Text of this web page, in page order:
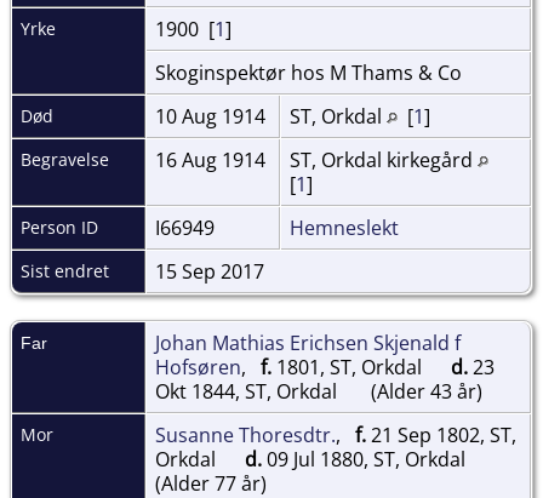
Yrke 1900 [1]
Skoginspektør hos M Thams & Co
Død 10 Aug 1914 ST, Orkdal [1]
Begravelse 16 Aug 1914
ST, Orkdal kirkegård
[1]
Person ID I66949 Hemneslekt
Sist endret 15 Sep 2017
Far
Johan Mathias Erichsen Skjenald f
Hofsøren, f. 1801, ST, Orkdal d.23
Okt 1844, ST, Orkdal
(Alder 43 år)
Mor Susanne Thoresdtr., f.21 Sep 1802, ST,
Orkdal
d.09 Jul 1880, ST, Orkdal
(Alder 77 år)